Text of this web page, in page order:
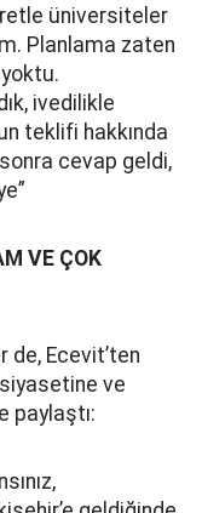
üniversiteler
Planlama zaten
ivedilikle
teklifi hakkında
cevap geldi,
VE ÇOK
de, Ecevit’ten
siyasetine ve
paylaştı: